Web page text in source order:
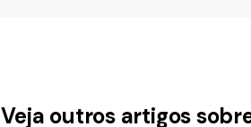
Veja outros artigos